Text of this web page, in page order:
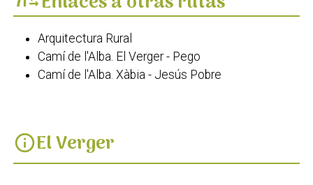
Arquitectura Rural
Camí de l'Alba. El Verger - Pego
Camí de l'Alba. Xàbia - Jesús Pobre
infoEl Verger